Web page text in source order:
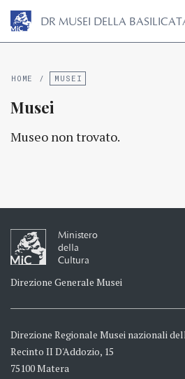
DR MUSEI DELLA
HOME / MUSEI
Musei
Museo non trovato.
Ministero
della
Cultura
Direzione Generale Musei
Direzione Regionale Musei nazionali
Recinto II D'Addozio, 15
75100 Matera